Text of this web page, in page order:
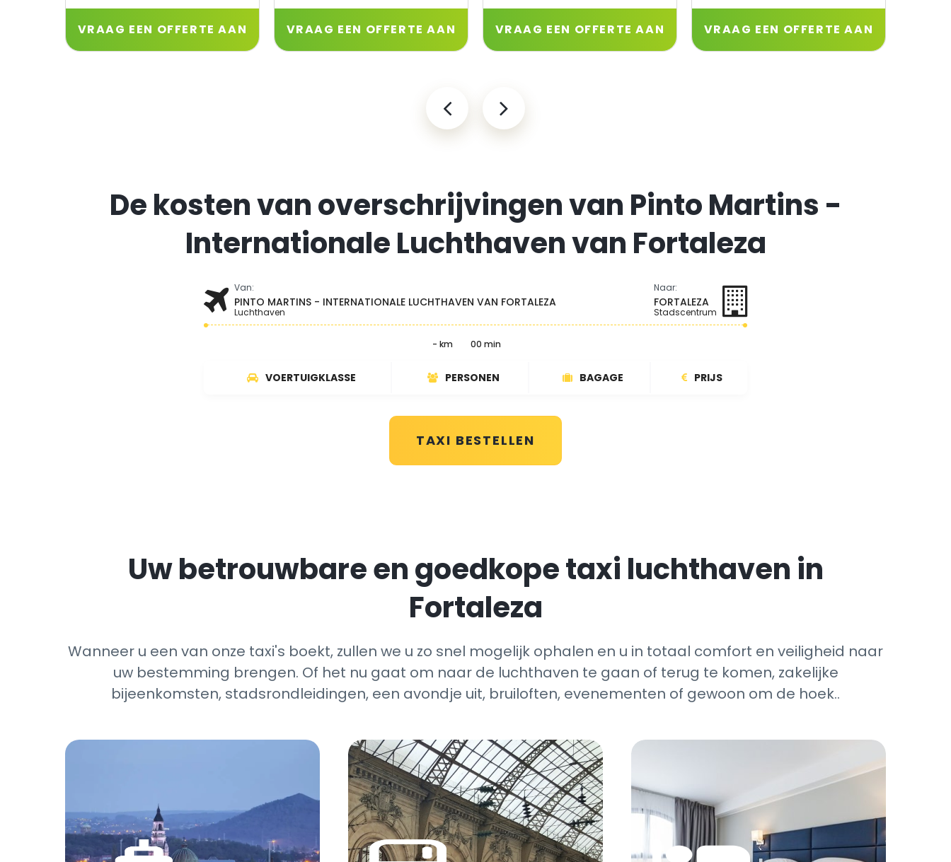
VRAAG EEN OFFERTE AAN VRAAG EEN OFFERTE AAN VRAAG EEN OFFERTE AAN VRAAG EEN OFFERTE AAN
De kosten van overschrijvingen van Pinto Martins -
Internationale Luchthaven van Fortaleza
Van:
PINTO MARTINS - INTERNATIONALE LUCHTHAVEN VAN FORTALEZA
Luchthaven
Naar:
FORTALEZA
Stadscentrum
- km 00 min
VOERTUIGKLASSE PERSONEN BAGAGE PRIJS
TAXI BESTELLEN
Uw betrouwbare en goedkope taxi luchthaven in
Fortaleza
Wanneer u een van onze taxi's boekt, zullen we u zo snel mogelijk ophalen en u in totaal comfort en veiligheid naar
uw bestemming brengen. Of het nu gaat om naar de luchthaven te gaan of terug te komen, zakelijke
bijeenkomsten, stadsrondleidingen, een avondje uit, bruiloften, evenementen of gewoon om de hoek..